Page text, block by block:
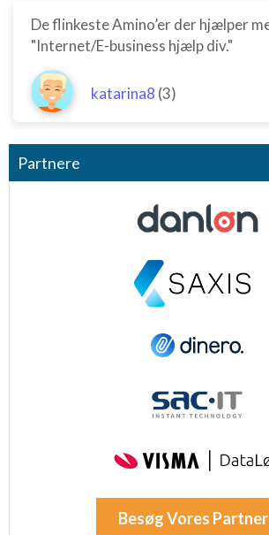
De flinkeste Amino’er der hjælper
"Internet/E-business hjælp div."
katarina8 (3)
Partnere
Besøg Vores